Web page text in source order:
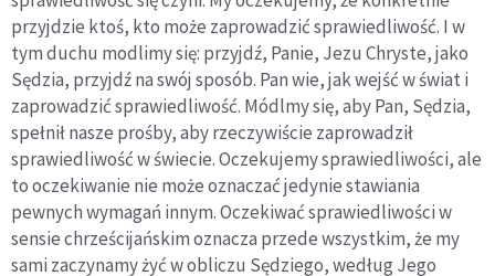
przyjdzie ktoś, kto może zaprowadzić sprawiedliwość. I w
tym duchu modlimy się: przyjdź, Panie, Jezu Chryste, jako
Sędzia, przyjdź na swój sposób. Pan wie, jak wejść w świat i
zaprowadzić sprawiedliwość. Módlmy się, aby Pan, Sędzia,
spełnił nasze prośby, aby rzeczywiście zaprowadził
sprawiedliwość w świecie. Oczekujemy sprawiedliwości, ale
to oczekiwanie nie może oznaczać jedynie stawiania
pewnych wymagań innym. Oczekiwać sprawiedliwości w
sensie chrześcijańskim oznacza przede wszystkim, że my
sami zaczynamy żyć w obliczu Sędziego, według Jego